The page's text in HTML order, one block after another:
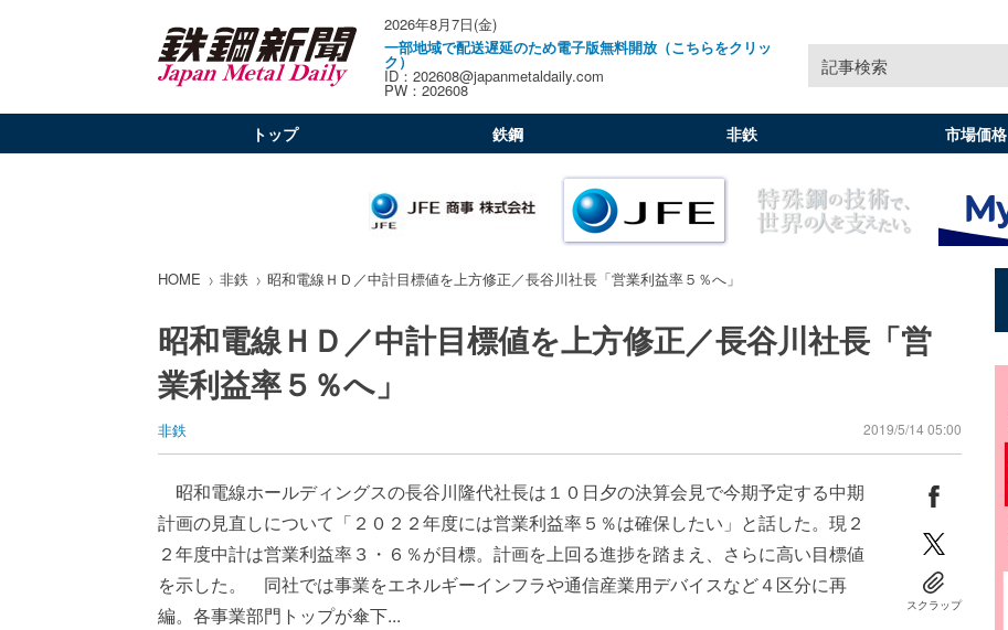
2026年8月7日(金)
一部地域で配送遅延のため電子版無料開放（こちらをクリッ
ク）
ID：202608@japanmetaldaily.com
PW：202608
記事検索
トップ 鉄鋼 非鉄 市場価格
HOME 非鉄 昭和電線ＨＤ／中計目標値を上方修正／長谷川社長「営業利益率５％へ」
昭和電線ＨＤ／中計目標値を上方修正／長谷川社長「営
業利益率５％へ」
非鉄 2019/5/14 05:00
昭和電線ホールディングスの長谷川隆代社長は１０日夕の決算会見で今期予定する中期
計画の見直しについて「２０２２年度には営業利益率５％は確保したい」と話した。現２
２年度中計は営業利益率３・６％が目標。計画を上回る進捗を踏まえ、さらに高い目標値
を示した。 同社では事業をエネルギーインフラや通信産業用デバイスなど４区分に再
編。各事業部門トップが傘下...
スクラップ